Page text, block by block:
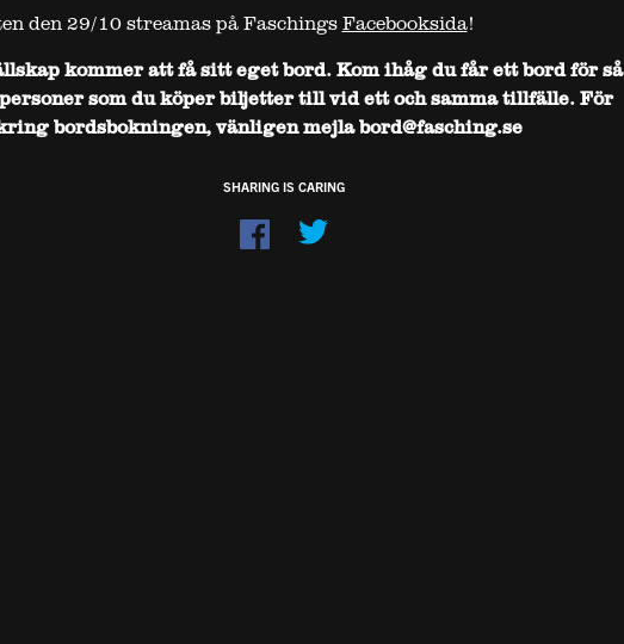
den 29/10 streamas på FaschingsFacebooksida!
kommer att få sitt eget bord. Kom ihåg du får ett bord för så
som du köper biljetter till vid ett och samma tillfälle. För
bordsbokningen, vänligen mejla bord@fasching.se
SHARING IS CARING
Dela